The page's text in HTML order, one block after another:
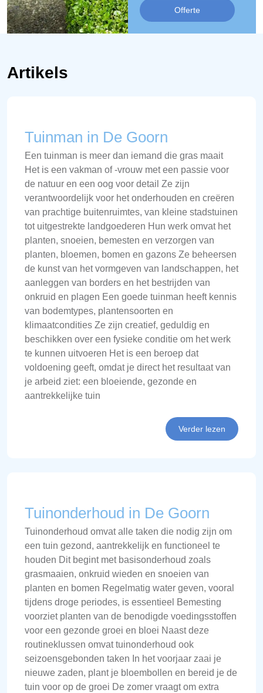
Offerte
Artikels
Tuinman in De Goorn
Een tuinman is meer dan iemand die gras maait
Het is een vakman of -vrouw met een passie voor
de natuur en een oog voor detail Ze zijn
verantwoordelijk voor het onderhouden en creëren
van prachtige buitenruimtes, van kleine stadstuinen
tot uitgestrekte landgoederen Hun werk omvat het
planten, snoeien, bemesten en verzorgen van
planten, bloemen, bomen en gazons Ze beheersen
de kunst van het vormgeven van landschappen, het
aanleggen van borders en het bestrijden van
onkruid en plagen Een goede tuinman heeft kennis
van bodemtypes, plantensoorten en
klimaatcondities Ze zijn creatief, geduldig en
beschikken over een fysieke conditie om het werk
te kunnen uitvoeren Het is een beroep dat
voldoening geeft, omdat je direct het resultaat van
je arbeid ziet: een bloeiende, gezonde en
aantrekkelijke tuin
Verder lezen
Tuinonderhoud in De Goorn
Tuinonderhoud omvat alle taken die nodig zijn om
een tuin gezond, aantrekkelijk en functioneel te
houden Dit begint met basisonderhoud zoals
grasmaaien, onkruid wieden en snoeien van
planten en bomen Regelmatig water geven, vooral
tijdens droge periodes, is essentieel Bemesting
voorziet planten van de benodigde voedingsstoffen
voor een gezonde groei en bloei Naast deze
routineklussen omvat tuinonderhoud ook
seizoensgebonden taken In het voorjaar zaai je
nieuwe zaden, plant je bloembollen en bereid je de
tuin voor op de groei De zomer vraagt om extra